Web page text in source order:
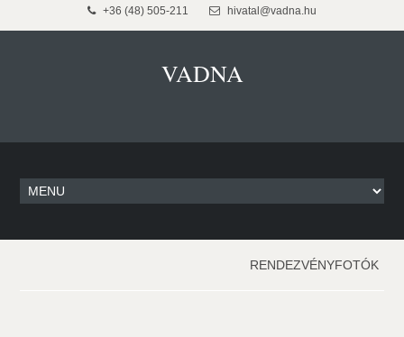
+36 (48) 505-211 hivatal@vadna.hu
VADNA
RENDEZVÉNYFOTÓK